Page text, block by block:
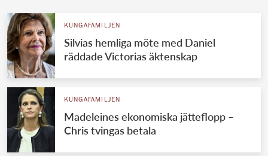
KUNGAFAMILJEN
Silvias hemliga möte med Daniel
räddade Victorias äktenskap
KUNGAFAMILJEN
Madeleines ekonomiska jätteflopp –
Chris tvingas betala